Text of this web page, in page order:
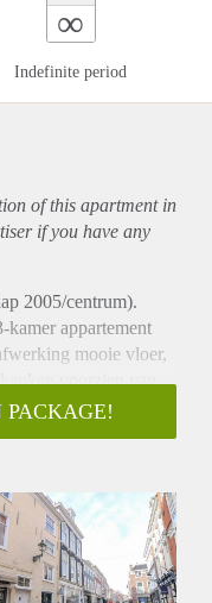
∞
Indefinite period
of this apartmentin
if you have any
2005/centrum).
kamer appartement
mooie vloer,
voorzien van
badkamers
radiator.
cafés, ook bevindt
de Frederikstraat.
trappenhuis, entree